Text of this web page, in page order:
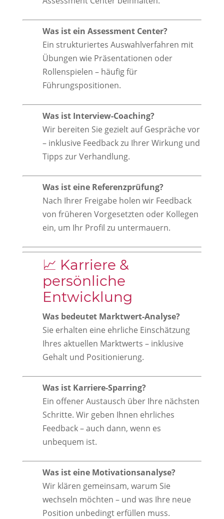
Was ist ein Assessment Center?
Ein strukturiertes Auswahlverfahren mit
Übungen wie Präsentationen oder
Rollenspielen – häufig für
Führungspositionen.
Was ist Interview-Coaching?
Wir bereiten Sie gezielt auf Gespräche vor
– inklusive Feedback zu Ihrer Wirkung und
Tipps zur Verhandlung.
Was ist eine Referenzprüfung?
Nach Ihrer Freigabe holen wir Feedback
von früheren Vorgesetzten oder Kollegen
ein, um Ihr Profil zu untermauern.
📈 Karriere &
persönliche
Entwicklung
Was bedeutet Marktwert-Analyse?
Sie erhalten eine ehrliche Einschätzung
Ihres aktuellen Marktwerts – inklusive
Gehalt und Positionierung.
Was ist Karriere-Sparring?
Ein offener Austausch über Ihre nächsten
Schritte. Wir geben Ihnen ehrliches
Feedback – auch dann, wenn es
unbequem ist.
Was ist eine Motivationsanalyse?
Wir klären gemeinsam, warum Sie
wechseln möchten – und was Ihre neue
Position unbedingt erfüllen muss.